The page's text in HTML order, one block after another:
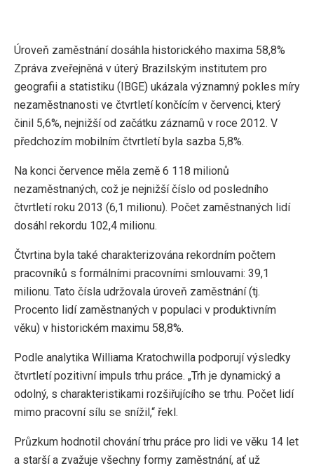
Úroveň zaměstnání dosáhla historického maxima 58,8%
Zpráva zveřejněná v úterý Brazilským institutem pro
geografii a statistiku (IBGE) ukázala významný pokles míry
nezaměstnanosti ve čtvrtletí končícím v červenci, který
činil 5,6%, nejnižší od začátku záznamů v roce 2012. V
předchozím mobilním čtvrtletí byla sazba 5,8%.
Na konci července měla země 6 118 milionů
nezaměstnaných, což je nejnižší číslo od posledního
čtvrtletí roku 2013 (6,1 milionu). Počet zaměstnaných lidí
dosáhl rekordu 102,4 milionu.
Čtvrtina byla také charakterizována rekordním počtem
pracovníků s formálními pracovními smlouvami: 39,1
milionu. Tato čísla udržovala úroveň zaměstnání (tj.
Procento lidí zaměstnaných v populaci v produktivním
věku) v historickém maximu 58,8%.
Podle analytika Williama Kratochwilla podporují výsledky
čtvrtletí pozitivní impuls trhu práce. „Trh je dynamický a
odolný, s charakteristikami rozšiřujícího se trhu. Počet lidí
mimo pracovní sílu se snížil,“ řekl.
Průzkum hodnotil chování trhu práce pro lidi ve věku 14 let
a starší a zvažuje všechny formy zaměstnání, ať už